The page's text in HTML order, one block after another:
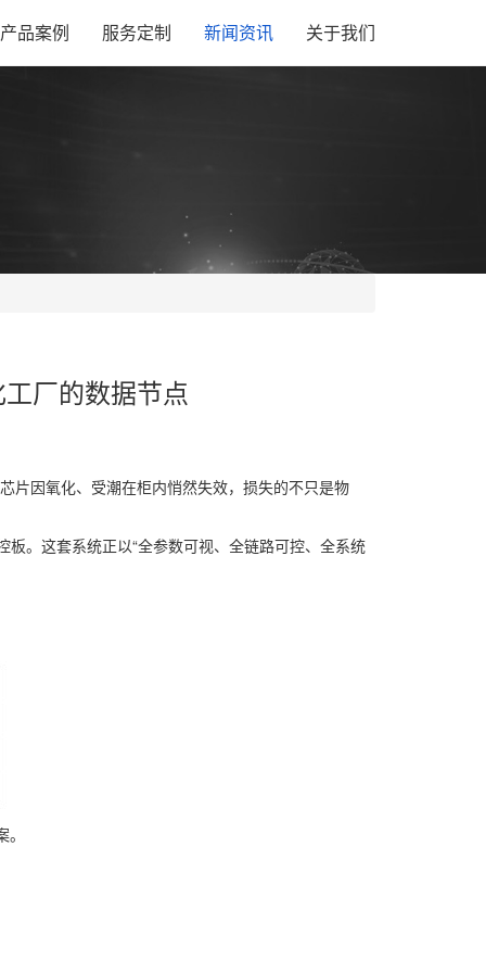
产品案例 服务定制 新闻资讯 关于我们
厂的数据节点
片因氧化、受潮在柜内悄然失效，损失的不只是物
。这套系统正以“全参数可视、全链路可控、全系统